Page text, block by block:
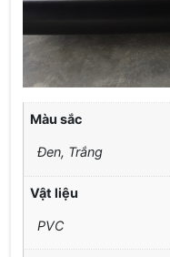
Màu sắc
Đen, Trắng
Vật liệu
PVC